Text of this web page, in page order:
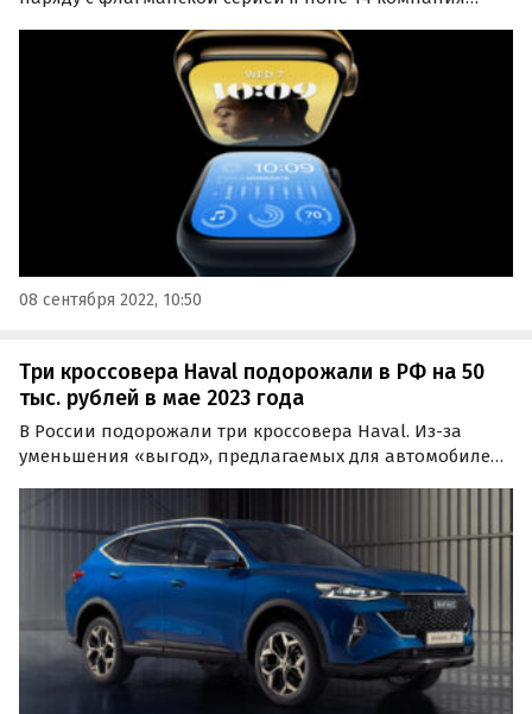
Watch. Это базовые Apple Watch Series 8, бюджетные
Apple Watch SE и профессиональные Apple Watch Ultra.
08 сентября 2022, 10:50
Три кроссовера Haval подорожали в РФ на 50
тыс. рублей в мае 2023 года
В России подорожали три кроссовера Haval. Из-за
уменьшения «выгод», предлагаемых для автомобилей